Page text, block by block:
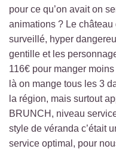
pour ce qu’on avait on
animations ? Le
surveillé, hyper
gentille et les
116€ pour manger
là on mange tous les 3
la région, mais surtout
BRUNCH, niveau
style de véranda c’était
service optimal, pour